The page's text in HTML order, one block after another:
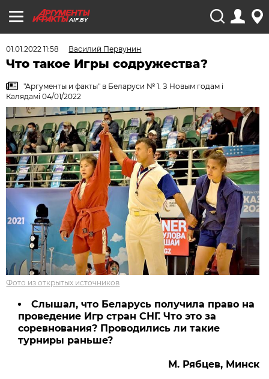
AIF.BY
01.01.2022 11:58 Василий Первунин
Что такое Игры содружества?
"Аргументы и факты" в Беларуси № 1. З Новым годам i
Калядамi 04/01/2022
Фото из открытых источников
Слышал, что Беларусь получила право на
проведение Игр стран СНГ. Что это за
соревнования? Проводились ли такие
турниры раньше?
М. Рябцев, Минск